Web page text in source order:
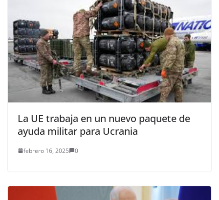
La UE trabaja en un nuevo paquete de
ayuda militar para Ucrania
febrero 16, 2025 0